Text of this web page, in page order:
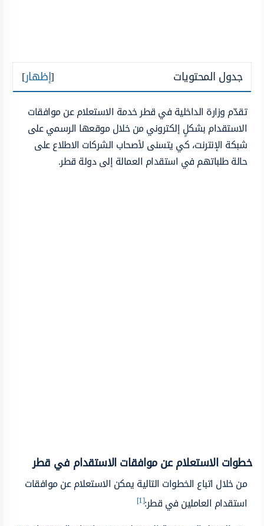
جدول المحتويات [إظهار]
تقدّم وزارة الداخلية في قطر خدمة الاستعلام عن موافقات
الاستقدام بشكلٍ إلكتروني من خلال موقعها الرسمي على
شبكة الإنترنت، كي يتسنى لأصحاب الشركات الاطلاع على
حالة طلباتهم في استقدام العمالة إلى دولة قطر.
خطوات الاستعلام عن موافقات الاستقدام في قطر
من خلال اتباع الخطوات التالية يمكن الاستعلام عن موافقات
استقدام العاملين في قطر:[1]